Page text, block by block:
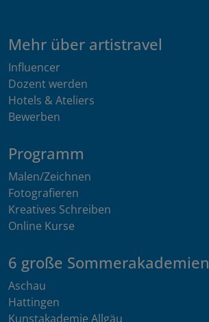
Mehr über artistravel
Influencer
Dozent werden
Hotels & Ateliers
Bewerben
Programm
Malen/Zeichnen
Fotografieren
Kreatives Schreiben
Online Kurse
6 große Sommerakademien
Aschau
Hattingen
Kunstakademie Allgäu